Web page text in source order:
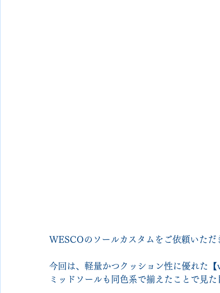
WESCOのソールカスタムをご依頼いただ
今回は、軽量かつクッション性に優れた
ミッドソールも同色系で揃えたことで見